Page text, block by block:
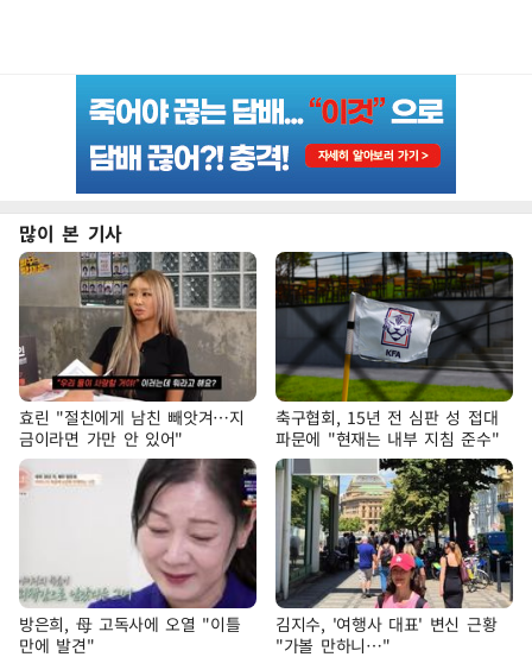
많이 본 기사
효린 "절친에게 남친 빼앗겨…지
금이라면 가만 안 있어"
축구협회, 15년 전 심판 성 접대
파문에 "현재는 내부 지침 준수"
방은희, 母 고독사에 오열 "이틀
만에 발견"
김지수, '여행사 대표' 변신 근황
"가볼 만하니…"